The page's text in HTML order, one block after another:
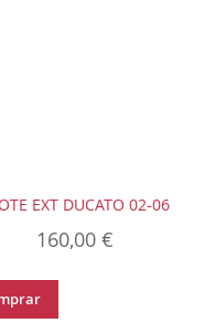
EXT DUCATO 02-06
160,00 €